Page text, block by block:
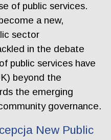
of public services.
a new,
sector
in the debate
public services have
beyond the
the emerging
governance.
New Public